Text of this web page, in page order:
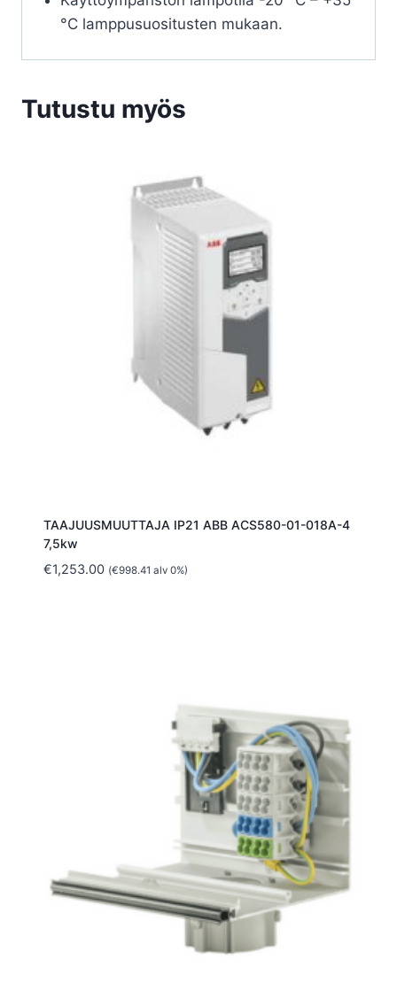
°C lamppusuositusten mukaan.
Tutustu myös
TAAJUUSMUUTTAJA IP21 ABB ACS580-01-018A-4
7,5kw
€1,253.00 (€998.41 alv 0%)